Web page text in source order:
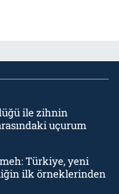
ile zihnin
uçurum
Türkiye, yeni
ilk örneklerinden